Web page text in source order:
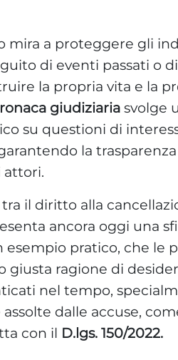
mira a proteggere gli
di eventi passati o
la propria vita e la
giudiziaria svolge
su questioni di
la
attori.
il diritto alla
ancora oggi una
esempio pratico, che le
ragione di
nel tempo,
dalle accuse,
con il D.lgs. 150/2022.